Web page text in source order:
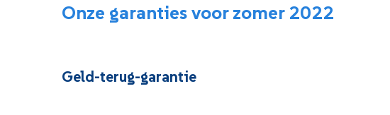
Onze garanties voor zomer 2022
Geld-terug-garantie